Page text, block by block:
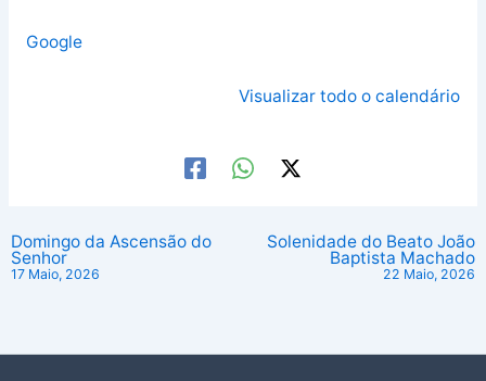
Google
Visualizar todo o calendário
Domingo da Ascensão do
Senhor
17 Maio, 2026
Solenidade do Beato João
Baptista Machado
22 Maio, 2026